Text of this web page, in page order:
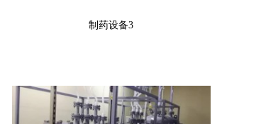
制药设备3